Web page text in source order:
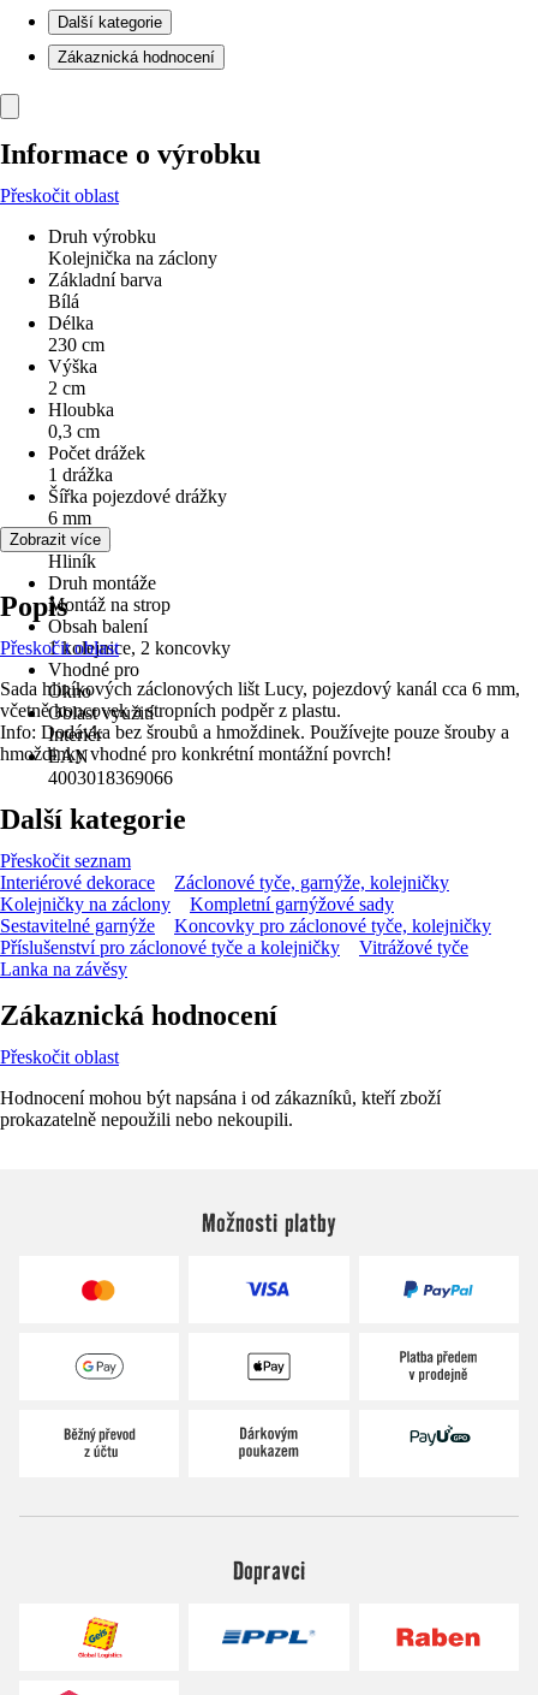
Další kategorie
Zákaznická hodnocení
Informace o výrobku
Přeskočit oblast
Druh výrobku
Kolejnička na záclony
Základní barva
Bílá
Délka
230 cm
Výška
2 cm
Hloubka
0,3 cm
Počet drážek
1 drážka
Šířka pojezdové drážky
6 mm
Materiál
Hliník
Druh montáže
Montáž na strop
Obsah balení
1 kolejnice, 2 koncovky
Vhodné pro
Okno
Oblast využití
Interiér
EAN
4003018369066
Zobrazit více
Popis
Přeskočit oblast
Sada hliníkových záclonových lišt Lucy, pojezdový kanál cca 6 mm,
včetně koncovek a stropních podpěr z plastu.
Info: Dodávka bez šroubů a hmoždinek. Používejte pouze šrouby a
hmoždinky vhodné pro konkrétní montážní povrch!
Další kategorie
Přeskočit seznam
Interiérové dekorace
Záclonové tyče, garnýže, kolejničky
Kolejničky na záclony
Kompletní garnýžové sady
Sestavitelné garnýže
Koncovky pro záclonové tyče, kolejničky
Příslušenství pro záclonové tyče a kolejničky
Vitrážové tyče
Lanka na závěsy
Zákaznická hodnocení
Přeskočit oblast
Hodnocení mohou být napsána i od zákazníků, kteří zboží
prokazatelně nepoužili nebo nekoupili.
Možnosti platby
Dopravci